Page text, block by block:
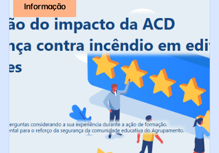
Informação